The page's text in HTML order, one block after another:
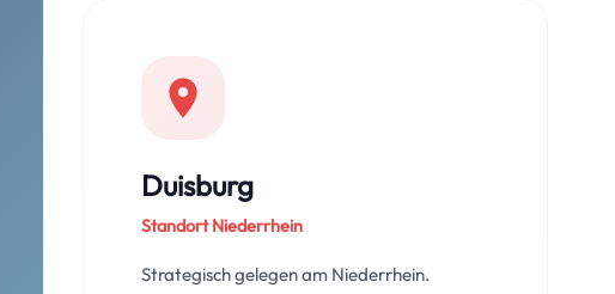
Duisburg
Standort Niederrhein
Strategisch gelegen am Niederrhein.